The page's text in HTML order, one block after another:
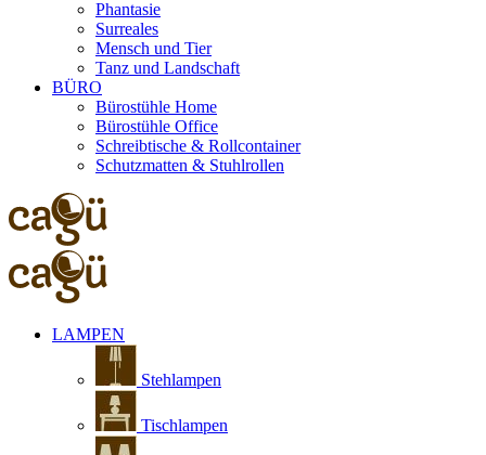
Phantasie
Surreales
Mensch und Tier
Tanz und Landschaft
BÜRO
Bürostühle Home
Bürostühle Office
Schreibtische & Rollcontainer
Schutzmatten & Stuhlrollen
LAMPEN
Stehlampen
Tischlampen